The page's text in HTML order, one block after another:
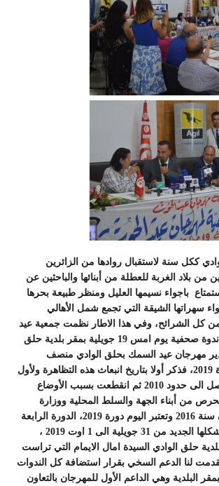
ككل سنة لاستقبال روادها من الزائرين
من بلاد الغربة للعطلة من أبنائها والباحثين عن
باجواء نسيمها العليل ومنظر طبيعة بحرها
سهراتها الشيقة التي تجمع شمل الأهالي
كل الشرائح، وفي هذا الاطار نظمت جمعية عيد
الحوت بحلق الوادي ندوة صحفية يوم امس 19 جويلية بمقر بلدية حلق
مهرجان عيد السمك بحلق الوادي منصف
الشاوش برنامج دورة 2019، فذكر أولا بتاريخ انبعاث هذه التظاهرة ولأول
مرة سنة 2000 لتتواصل الى حدود 2010 ثم انقطعت بسبب الأوضاع
من أبناء الجهة والسلط المحلية ووزارة
الثقافة عاد المهرجان سنة 2016 وتعتبر اليوم دورة 2019، الدورة الرابعة
للمهرجان بنسختها وشكلها الجديد من 31 جويلية الى 1 اوت 2019 ،
حلق الوادي السيدة امال الايمام التي تراست
لنا الدعم السخي بقرار استضافة كل الندوات
البلدية وهي الداعم الأول للمهرجان بالتعاون